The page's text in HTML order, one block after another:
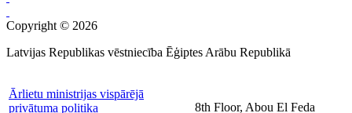
Copyright © 2026
Latvijas Republikas vēstniecība Ēģiptes Arābu Republikā
Ārlietu ministrijas vispārējā
privātuma politika
8th Floor, Abou El Feda